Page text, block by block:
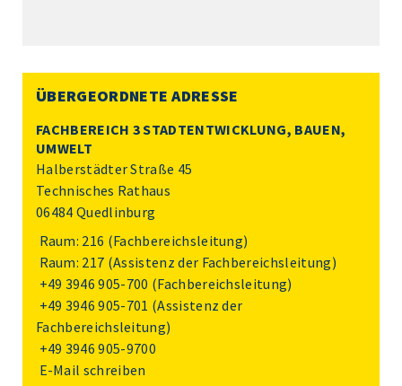
ÜBERGEORDNETE ADRESSE
FACHBEREICH 3 STADTENTWICKLUNG, BAUEN,
UMWELT
Halberstädter Straße 45
Technisches Rathaus
06484 Quedlinburg
Raum: 216 (Fachbereichsleitung)
Raum: 217 (Assistenz der Fachbereichsleitung)
+49 3946 905-700 (Fachbereichsleitung)
+49 3946 905-701 (Assistenz der
Fachbereichsleitung)
+49 3946 905-9700
E-Mail schreiben